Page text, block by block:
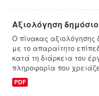
Αξιολόγηση
Ο πίνακας αξιολόγησης
με το απαραίτητο
κατά τη διάρκεια του
πληροφορία που
PDF